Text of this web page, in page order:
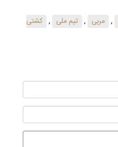
, مربی , تیم ملی , کشتی